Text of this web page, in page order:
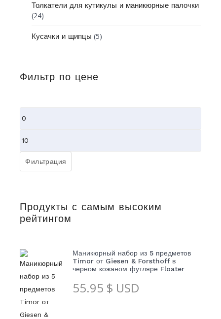
Толкатели для кутикулы и маникюрные палочки
(24)
Кусачки и щипцы (5)
Фильтр по цене
Минимальная
Максимальная
цена
Фильтрация
Продукты с самым высоким
рейтингом
Маникюрный набор из 5 предметов
Timor от Giesen & Forsthoff в
черном кожаном футляре Floater
55.95 $ USD